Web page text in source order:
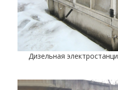
Дизельная